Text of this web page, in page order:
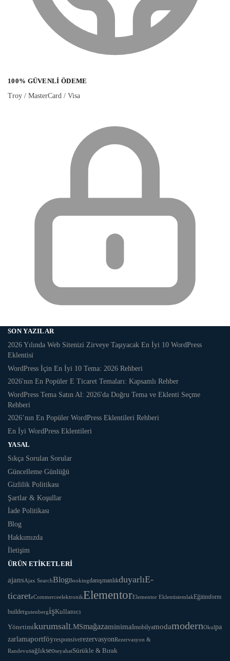
100% GÜVENLI ÖDEME
Troy / MasterCard / Visa
SON YAZILAR
2026 Yılında Web Sitenizi Zirveye Taşıyacak En İyi 10 WordPress
Eklentisi
WordPress İçin En İyi 10 Tema: 2026 Rehberi
2026'nın En Popüler E Ticaret Temaları: Kapsamlı Rehber
WordPress Tema Satın Al: 2026'da Doğru Tema ve Eklenti Seçme
Rehberi
2026’nın En Popüler WordPress Eklentileri Rehberi
En İyi WordPress Eklentileri
YASAL
Sıkça Sorulan Sorular
Güncelleme Günlüğü
Gizlilik Politikası
Şartlar & Koşullar
İade Politikası
Blog
Hakkımızda
İletişim
ÜRÜN ETIKETLERI
ajansAjax SearchBlogBookingdanışmanlıkduyarlıE-
ticareteCommerceelektronikElementorElementor EklentisiemlakEğitimform
buildergutenbergişKullanıcı
YönetimikurumsalLMSmağazaminimalmobilyamodamodernOkulpa
zarlamaportföyresponsiverezervasyonRezervasyon &
RandevusağlıkseoseyahatSürükle & Bırak